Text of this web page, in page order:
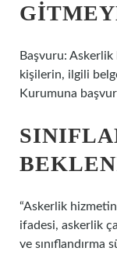
Başvuru:
kişilerin, ilgili
Kurumuna
“Askerlik
ifadesi, askerlik
ve